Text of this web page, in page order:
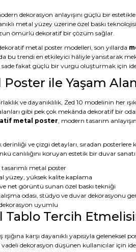
dekorasyon anlayışını güçlü bir
metal yüzey üzerine özel baskı
ömürlü dekoratif bir çözüm sağlar.
metal poster modelleri, son yıllarda
da bu trendi en etkileyici hâliyle yansıtarak
sade fakat güçlü bir vurgu oluşturmak için
ile Yaşam
ve dayanıklılık, Zed 10 modelinin her
gibi pek çok mekânda dekoratif bir
metal poster, modern tasarım
derinliği ve çizgi detayları, sıradan
canlılığını koruyan estetik bir duvar sanatı
metal poster
yüzey, yüksek kalite kaplama
net görüntü sunan özel baskı tekniği
odası, stüdyo ve duvar dekorasyonu
uyumlu
Tercih
karşı dayanıklı yapısıyla
dekorasyon düşünen kullanıcılar için